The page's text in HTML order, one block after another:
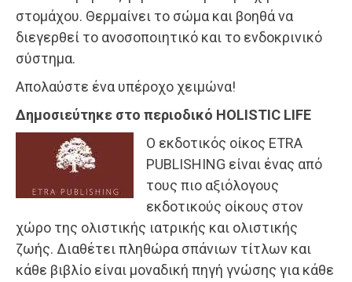
στομάχου. Θερμαίνει το σώμα και βοηθά να
διεγερθεί το ανοσοποιητικό και το ενδοκρινικό
σύστημα.
Απολαύστε ένα υπέροχο χειμώνα!
Δημοσιεύτηκε στο περιοδικό HOLISTIC LIFE
Ο εκδοτικός οίκος ETRA
PUBLISHING είναι ένας από
τους πιο αξιόλογους
εκδοτικούς οίκους στον
χώρο της ολιστικής ιατρικής και ολιστικής
ζωής. Διαθέτει πληθώρα σπάνιων τίτλων και
κάθε βιβλίο είναι μοναδική πηγή γνώσης για κάθε